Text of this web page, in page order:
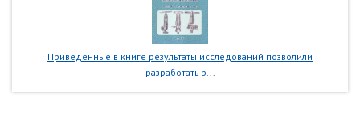
Приведенные в книге результаты исследований позволили
разработать р...